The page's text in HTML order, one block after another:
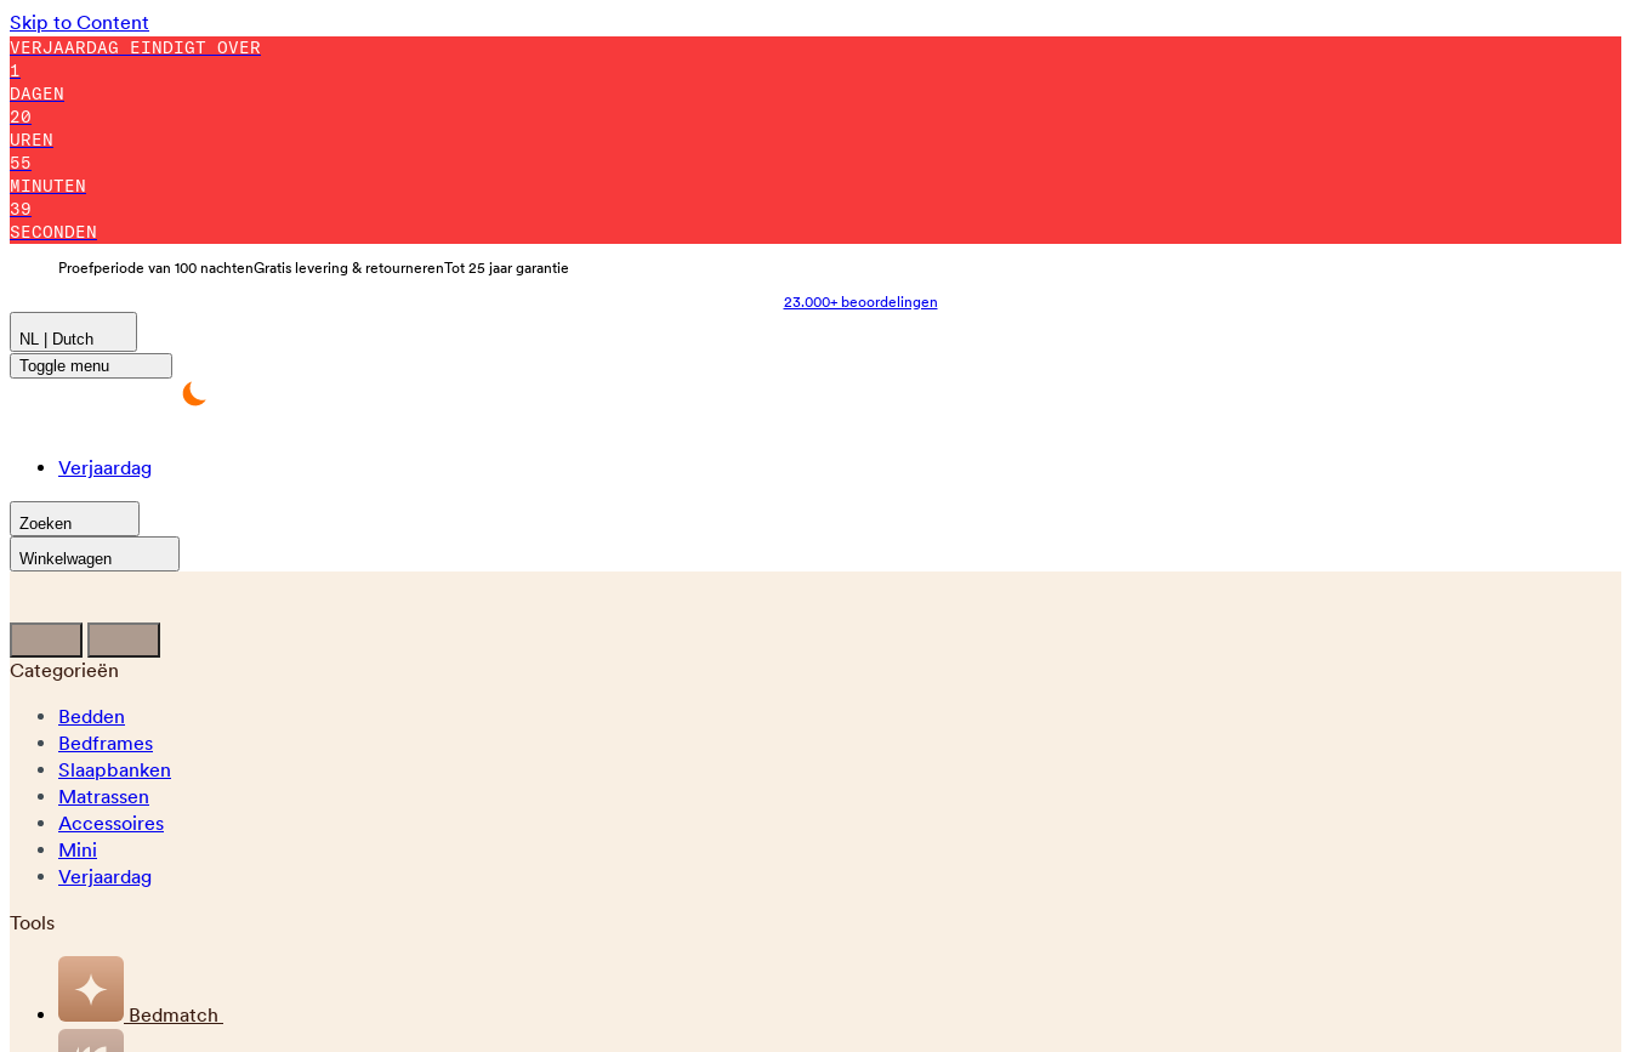
Skip to Content
VERJAARDAG EINDIGT OVER
1
DAGEN
20
UREN
55
MINUTEN
37
SECONDEN
Proefperiode van 100 nachtenGratis levering & retournerenTot 25 jaar garantie
23.000+ beoordelingen
NL | Dutch
Toggle menu
Verjaardag
Zoeken
Winkelwagen
Categorieën
Bedden
Bedframes
Slaapbanken
Matrassen
Accessoires
Mini
Verjaardag
Tools
Bedmatch